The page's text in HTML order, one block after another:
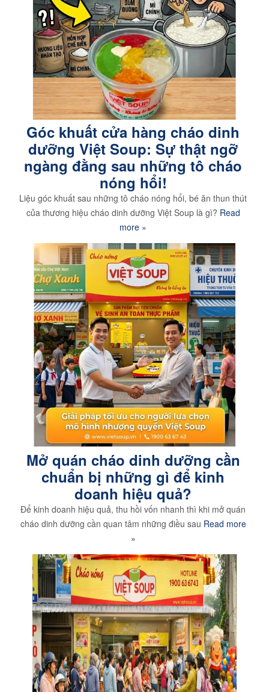
Góc khuất cửa hàng cháo dinh
dưỡng Việt Soup: Sự thật ngỡ
ngàng đằng sau những tô cháo
nóng hổi!
Liệu góc khuất sau những tô cháo nóng hổi, bé ăn thun thút
của thương hiệu cháo dinh dưỡng Việt Soup là gì? Read
more »
Mở quán cháo dinh dưỡng cần
chuẩn bị những gì để kinh
doanh hiệu quả?
Để kinh doanh hiệu quả, thu hồi vốn nhanh thì khi mở quán
cháo dinh dưỡng cần quan tâm những điều sau Read more
»